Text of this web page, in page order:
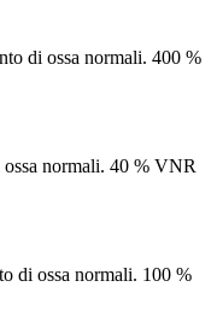
di ossa normali. 400 %
normali. 40 % VNR
di ossa normali. 100 %